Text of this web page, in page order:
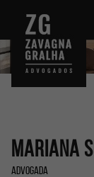
Mariana
Advogada